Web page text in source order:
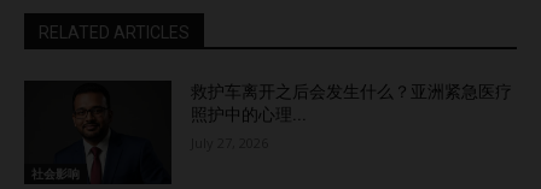
Eco-Business创始人兼CEO Jessica Cheam指出：“通过结
合公共、慈善和私人资本来分散投资风险的做法至关重要——
但真正的挑战在于执行。”…
RELATED ARTICLES
社会影响
救护车离开之后会发生什么？亚洲紧急医疗
照护中的心理...